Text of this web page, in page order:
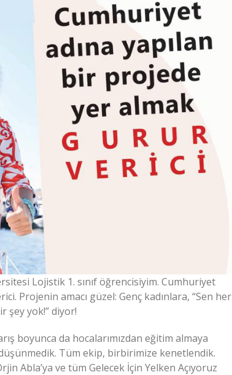
Lojistik 1. sınıf öğrencisiyim. Cumhuriyet
Projenin amacı güzel: Genç kadınlara, “Sen her
şey yok!” diyor!
boyunca da hocalarımızdan eğitim almaya
Tüm ekip, birbirimize kenetlendik.
Abla’ya ve tüm Gelecek İçin Yelken Açıyoruz